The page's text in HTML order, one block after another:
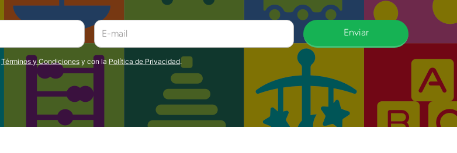
Enviar
Términos y Condiciones y con la Política de Privacidad.